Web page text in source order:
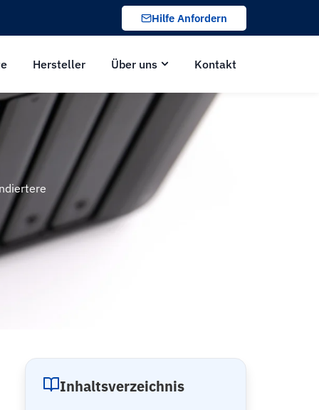
Hilfe Anfordern
Hersteller Über uns Kontakt
Inhaltsverzeichnis